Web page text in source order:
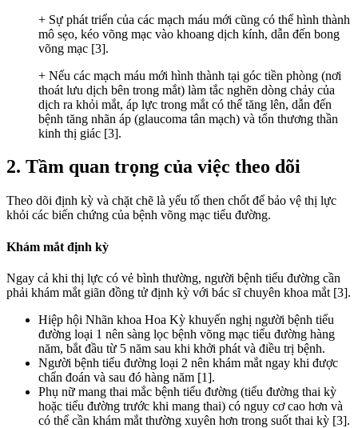
+ Sự phát triển của các mạch máu mới cũng có thể hình thành
mô sẹo, kéo võng mạc vào khoang dịch kính, dẫn đến bong
võng mạc [3].
+ Nếu các mạch máu mới hình thành tại góc tiền phòng (nơi
thoát lưu dịch bên trong mắt) làm tắc nghẽn dòng chảy của
dịch ra khỏi mắt, áp lực trong mắt có thể tăng lên, dẫn đến
bệnh tăng nhãn áp (glaucoma tân mạch) và tổn thương thần
kinh thị giác [3].
2. Tầm quan trọng của việc theo dõi
Theo dõi định kỳ và chặt chẽ là yếu tố then chốt để bảo vệ thị lực
khỏi các biến chứng của bệnh võng mạc tiểu đường.
Khám mắt định kỳ
Ngay cả khi thị lực có vẻ bình thường, người bệnh tiểu đường cần
phải khám mắt giãn đồng tử định kỳ với bác sĩ chuyên khoa mắt [3].
Hiệp hội Nhãn khoa Hoa Kỳ khuyến nghị người bệnh tiểu
đường loại 1 nên sàng lọc bệnh võng mạc tiểu đường hàng
năm, bắt đầu từ 5 năm sau khi khởi phát và điều trị bệnh.
Người bệnh tiểu đường loại 2 nên khám mắt ngay khi được
chẩn đoán và sau đó hàng năm [1].
Phụ nữ mang thai mắc bệnh tiểu đường (tiểu đường thai kỳ
hoặc tiểu đường trước khi mang thai) có nguy cơ cao hơn và
có thể cần khám mắt thường xuyên hơn trong suốt thai kỳ [3].